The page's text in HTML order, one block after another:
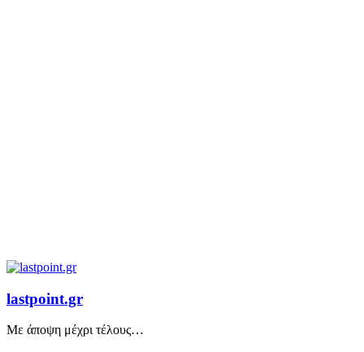
lastpoint.gr
Με άποψη μέχρι τέλους…